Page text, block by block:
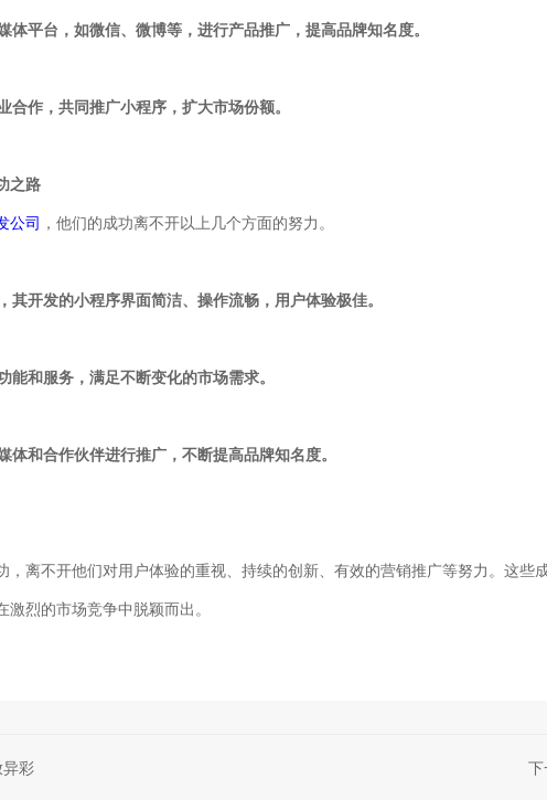
体平台，如微信、微博等，进行产品推广，提高品牌知名度。
作，共同推广小程序，扩大市场份额。
之路
公司 ，他们的成功离不开以上几个方面的努力。
开发的小程序界面简洁、操作流畅，用户体验极佳。
和服务，满足不断变化的市场需求。
和合作伙伴进行推广，不断提高品牌知名度。
，离不开他们对用户体验的重视、持续的创新、有效的营销推广等努力。这些
烈的市场竞争中脱颖而出。
异彩 下